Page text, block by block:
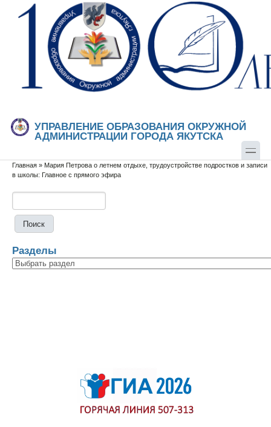
Перейти к основному содержанию
Skip to search
УПРАВЛЕНИЕ ОБРАЗОВАНИЯ ОКРУЖНОЙ
АДМИНИСТРАЦИИ ГОРОДА ЯКУТСКА
Вы здесь
Главная » Мария Петрова о летнем отдыхе, трудоустройстве подростков и записи
в школы: Главное с прямого эфира
Разделы